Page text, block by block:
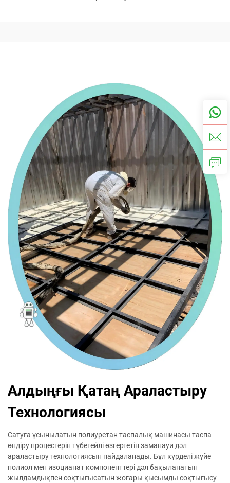
Алдыңғы Қатаң Араластыру
Технологиясы
Сатуға ұсынылатын полиуретан таспалық машинасы таспа
өндіру процестерін түбегейлі өзгертетін заманауи дәл
араластыру технологиясын пайдаланады. Бұл күрделі жүйе
полиол мен изоцианат компоненттері дәл бақыланатын
жылдамдықпен соқтығысатын жоғары қысымды соқтығысу